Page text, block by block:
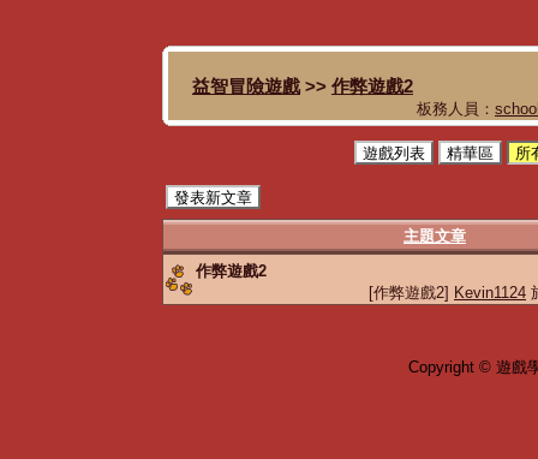
益智冒險遊戲 >> 作弊遊戲2
板務人員：
遊戲列表 精華區 所
發表新文章
主題文章
作弊遊戲2
[作弊遊戲2] Kevin1124
Copyright © 遊戲